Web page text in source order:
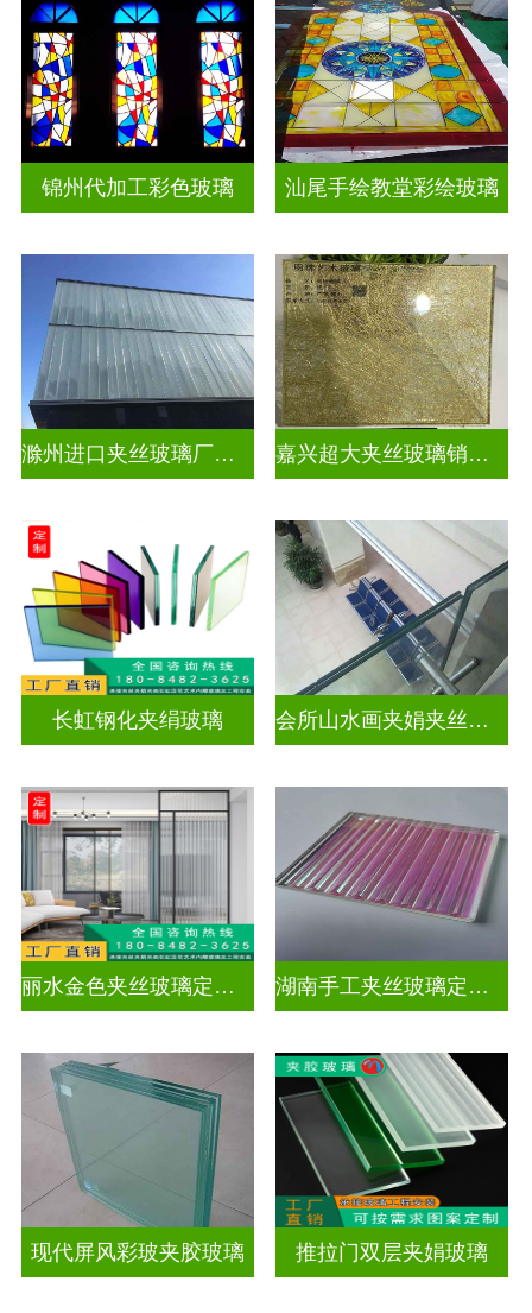
锦州代加工彩色玻璃 汕尾手绘教堂彩绘玻璃
滁州进口夹丝玻璃厂电话 嘉兴超大夹丝玻璃销售公司
长虹钢化夹绢玻璃 会所山水画夹娟夹丝玻璃
丽水金色夹丝玻璃定制电话 湖南手工夹丝玻璃定制工厂
现代屏风彩玻夹胶玻璃 推拉门双层夹娟玻璃